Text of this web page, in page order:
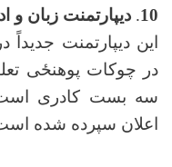
10
. دیپارتمنت زبان و
در چوکات پوهنځی
سه بست کادری
اعلان سپرده شده